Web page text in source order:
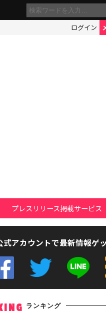
ログイン
プレスリリース掲載サービス
式アカウントで最新情報ゲ
ランキング